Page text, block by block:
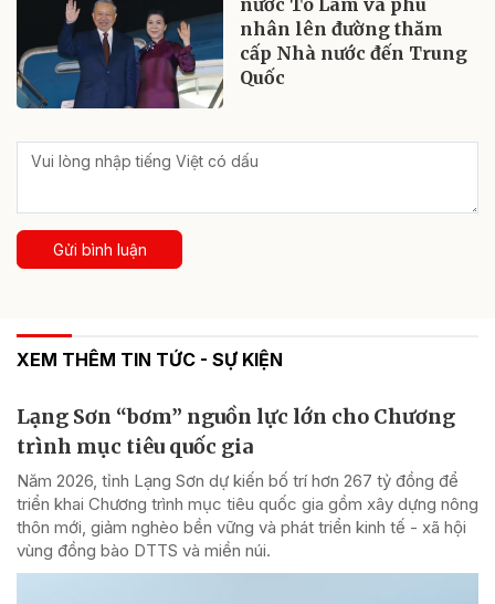
nhân lên đường thăm
cấp Nhà nước đến Trung
Quốc
Gửi bình luận
XEM THÊM TIN TỨC - SỰ KIỆN
Lạng Sơn “bơm” nguồn lực lớn cho Chương
trình mục tiêu quốc gia
Năm 2026, tỉnh Lạng Sơn dự kiến bố trí hơn 267 tỷ đồng để
triển khai Chương trình mục tiêu quốc gia gồm xây dựng nông
thôn mới, giảm nghèo bền vững và phát triển kinh tế - xã hội
vùng đồng bào DTTS và miền núi.